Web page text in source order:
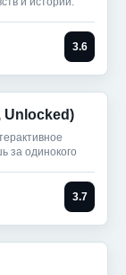
3.6
Unlocked)
за одинокого
3.7